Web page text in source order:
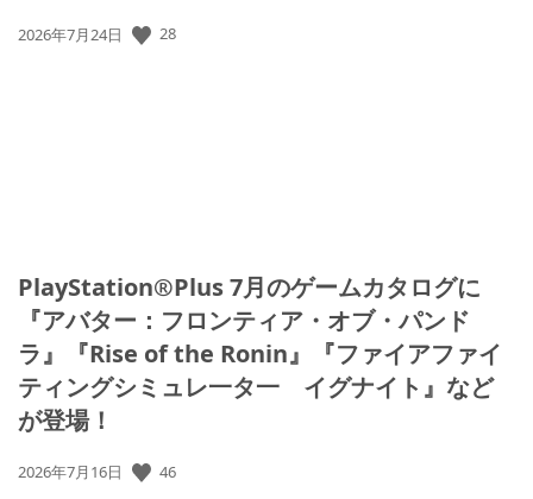
公
2026年7月24日 28
PlayStation®Plus 7月のゲームカタログに
『アバター：フロンティア・オブ・パンド
ラ』『Rise of the Ronin』『ファイアファイ
ティングシミュレ一タ一 イグナイト』など
が登場！
公
2026年7月16日 46